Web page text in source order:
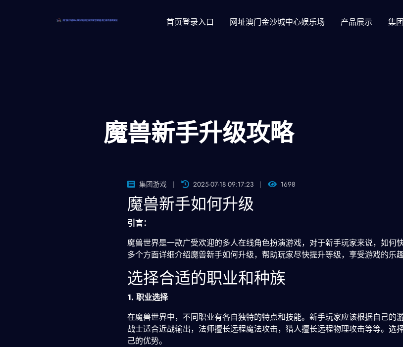
首页登录入口 网址澳门金沙城中心娱乐场 产品展示 集
魔兽新手升级攻略
集团游戏 2025-07-18 09:17:23 1698
魔兽新手如何升级
引言：
魔兽世界是一款广受欢迎的多人在线角色扮演游戏，对于新手玩家来说，如何
多个方面详细介绍魔兽新手如何升级，帮助玩家尽快提升等级，享受游戏的乐趣
选择合适的职业和种族
1. 职业选择
在魔兽世界中，不同职业有各自独特的特点和技能。新手玩家应该根据自己的
战士适合近战输出，法师擅长远程魔法攻击，猎人擅长远程物理攻击等等。选
己的优势。